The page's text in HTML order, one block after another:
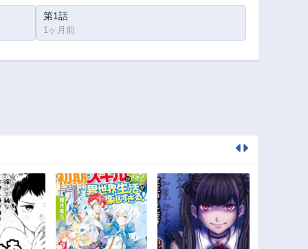
第1話
1ヶ月前